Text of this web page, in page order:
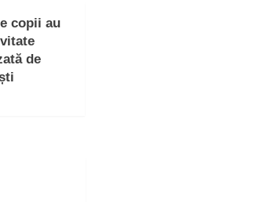
copii au
de